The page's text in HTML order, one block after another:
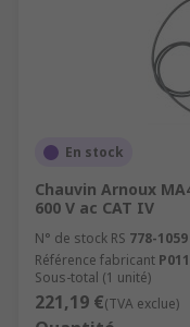
En stock
Chauvin Arnoux
600 V ac CAT IV
N° de stock RS 778-1059
Référence fabricant
Sous-total (1 unité)
221,19 €(TVA exclue)